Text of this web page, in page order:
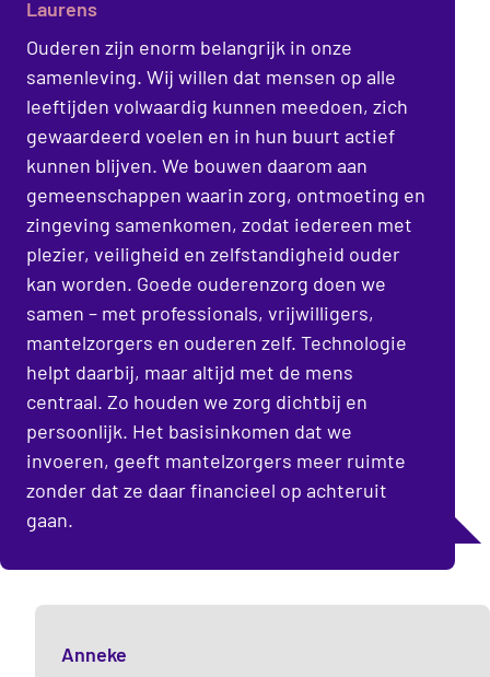
Laurens
Ouderen zijn enorm belangrijk in onze
samenleving. Wij willen dat mensen op alle
leeftijden volwaardig kunnen meedoen, zich
gewaardeerd voelen en in hun buurt actief
kunnen blijven. We bouwen daarom aan
gemeenschappen waarin zorg, ontmoeting en
zingeving samenkomen, zodat iedereen met
plezier, veiligheid en zelfstandigheid ouder
kan worden. Goede ouderenzorg doen we
samen – met professionals, vrijwilligers,
mantelzorgers en ouderen zelf. Technologie
helpt daarbij, maar altijd met de mens
centraal. Zo houden we zorg dichtbij en
persoonlijk. Het basisinkomen dat we
invoeren, geeft mantelzorgers meer ruimte
zonder dat ze daar financieel op achteruit
gaan.
Anneke